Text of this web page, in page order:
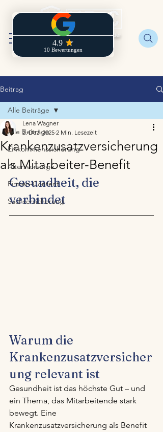
Regionaldirektion der
Beitrag
Alle Beiträge
Einkommenssicherung
Altersvorsorge
Firmen-Content
Sachversicherung
Alle Beiträge
Krankenzusatzversicherung
als Mitarbeiter-Benefit
Lena Wagner
2. Dez. 2025 2 Min. Lesezeit
Gesundheit, die
verbindet
Warum die
Krankenzusatzversicher
ung relevant ist
Gesundheit ist das höchste Gut – und
ein Thema, das Mitarbeitende stark
bewegt. Eine
Krankenzusatzversicherung als Benefit